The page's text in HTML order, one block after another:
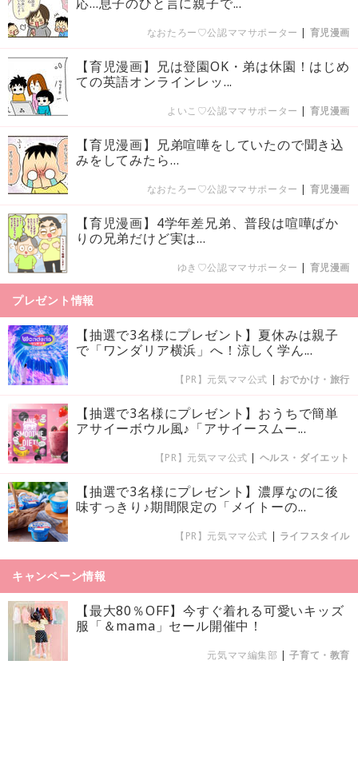
なおたろー♡公認ママサポーター | 育児漫画
【育児漫画】兄は登園OK・弟は休園！はじめ
ての英語オンラインレッ...
よいこ♡公認ママサポーター | 育児漫画
【育児漫画】兄弟喧嘩をしていたので聞き込
みをしてみたら…
なおたろー♡公認ママサポーター | 育児漫画
【育児漫画】4学年差兄弟、普段は喧嘩ばか
りの兄弟だけど実は…
ゆき♡公認ママサポーター | 育児漫画
プレゼント情報
【抽選で3名様にプレゼント】夏休みは親子
で「ワンダリア横浜」へ！涼しく学ん...
【PR】元気ママ公式 | おでかけ・旅行
【抽選で3名様にプレゼント】おうちで簡単
アサイーボウル風♪「アサイースムー...
【PR】元気ママ公式 | ヘルス・ダイエット
【抽選で3名様にプレゼント】濃厚なのに後
味すっきり♪期間限定の「メイトーの...
【PR】元気ママ公式 | ライフスタイル
キャンペーン情報
【最大80％OFF】今すぐ着れる可愛いキッズ
服「＆mama」セール開催中！
元気ママ編集部 |子育て・教育